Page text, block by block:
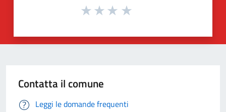
Contatta il comune
Leggi le domande frequenti